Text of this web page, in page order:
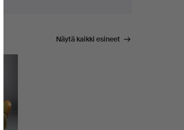
Näytä kaikki esineet